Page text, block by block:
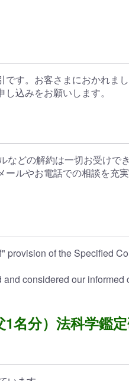
す。お客さまにおかれま
込みをお願いします。
どの解約は一切お受けで
ルやお電話での相談を充
provision of the Specified
considered our informed
名分）法科学鑑